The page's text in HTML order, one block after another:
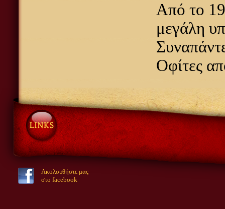
Από το
μεγάλη
Οφίτες
Ακολουθήστε μας
στο facebook